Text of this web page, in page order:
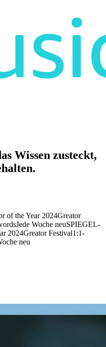
Wissen zusteckt,
of the Year 2024Greator
Jede Woche neuSPIEGEL-
2024Greator Festival1:1-
neu